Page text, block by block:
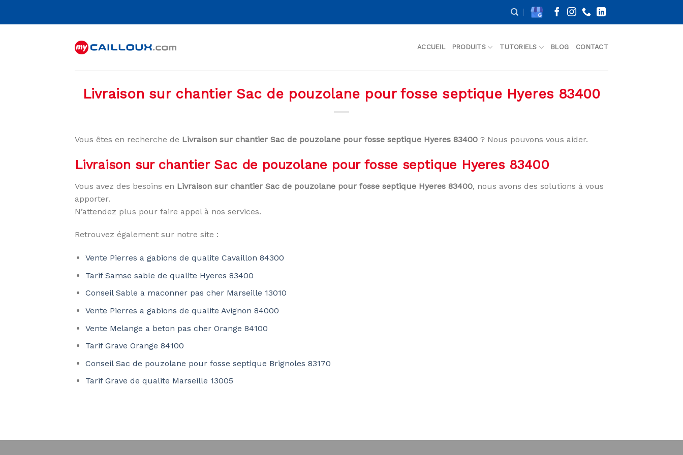
ACCUEIL PRODUITS TUTORIELS BLOG CONTACT
Livraison sur chantier Sac de pouzolane pour fosse septique Hyeres 83400
Vous êtes en recherche de Livraison sur chantier Sac de pouzolane pour fosse septique Hyeres 83400 ? Nous pouvons vous aider.
Livraison sur chantier Sac de pouzolane pour fosse septique Hyeres 83400
Vous avez des besoins en Livraison sur chantier Sac de pouzolane pour fosse septique Hyeres 83400, nous avons des solutions à vous
apporter.
N’attendez plus pour faire appel à nos services.
Retrouvez également sur notre site :
Vente Pierres a gabions de qualite Cavaillon 84300
Tarif Samse sable de qualite Hyeres 83400
Conseil Sable a maconner pas cher Marseille 13010
Vente Pierres a gabions de qualite Avignon 84000
Vente Melange a beton pas cher Orange 84100
Tarif Grave Orange 84100
Conseil Sac de pouzolane pour fosse septique Brignoles 83170
Tarif Grave de qualite Marseille 13005